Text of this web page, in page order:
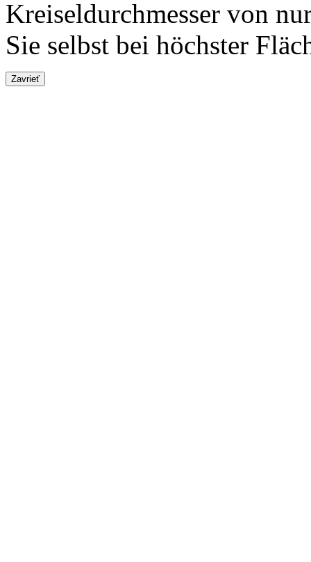
Kreiseldurchmesser von
Sie selbst bei höchster
Zavrieť